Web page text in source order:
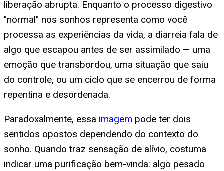
liberação abrupta. Enquanto o processo digestivo
"normal" nos sonhos representa como você
processa as experiências da vida, a diarreia fala de
algo que escapou antes de ser assimilado — uma
emoção que transbordou, uma situação que saiu
do controle, ou um ciclo que se encerrou de forma
repentina e desordenada.
Paradoxalmente, essa imagem pode ter dois
sentidos opostos dependendo do contexto do
sonho. Quando traz sensação de alívio, costuma
indicar uma purificação bem-vinda: algo pesado